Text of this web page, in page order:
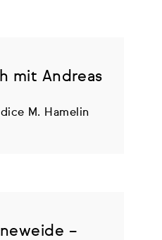
mit Andreas
M. Hamelin
–